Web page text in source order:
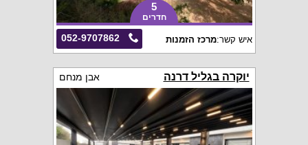
5
חדרים
052-9707862 איש קשר:מרכז הזמנות
יוקרה בגליל דרנה אבן מנחם